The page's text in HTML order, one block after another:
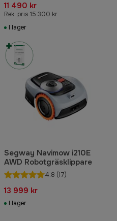
11 490 kr
Rek. pris 15 300 kr
I lager
Segway Navimow i210E
AWD Robotgräsklippare
4.8 (17)
13 999 kr
I lager